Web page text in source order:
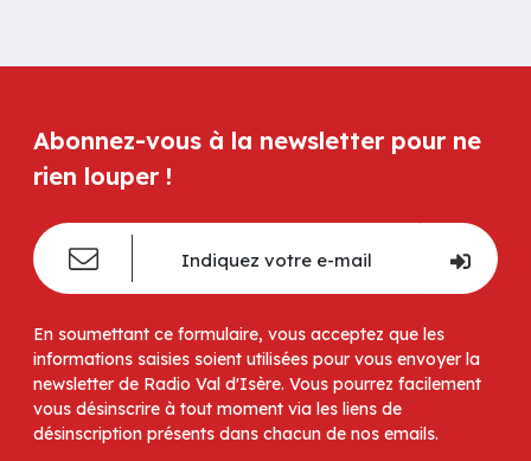
Abonnez-vous à la newsletter pour ne
rien louper !
En soumettant ce formulaire, vous acceptez que les
informations saisies soient utilisées pour vous envoyer la
newsletter de Radio Val d'Isère. Vous pourrez facilement
vous désinscrire à tout moment via les liens de
désinscription présents dans chacun de nos emails.